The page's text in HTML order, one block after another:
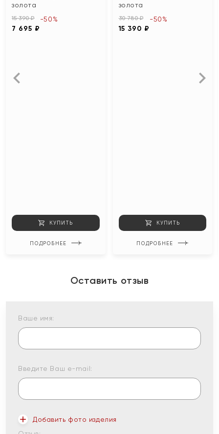
золота
15 390 ₽
7 695 ₽
-50%
КУПИТЬ
ПОДРОБНЕЕ
золота
30 780 ₽
15 390 ₽
-50%
КУПИТЬ
ПОДРОБНЕЕ
Оставить отзыв
Ваше имя:
Введите Ваш e-mail:
Добавить фото изделия